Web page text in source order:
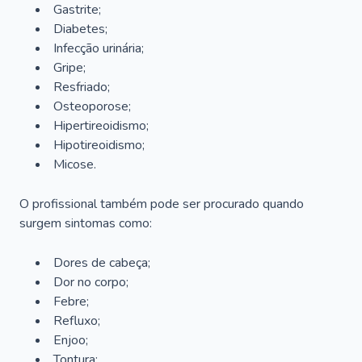
Gastrite;
Diabetes;
Infecção urinária;
Gripe;
Resfriado;
Osteoporose;
Hipertireoidismo;
Hipotireoidismo;
Micose.
O profissional também pode ser procurado quando
surgem sintomas como:
Dores de cabeça;
Dor no corpo;
Febre;
Refluxo;
Enjoo;